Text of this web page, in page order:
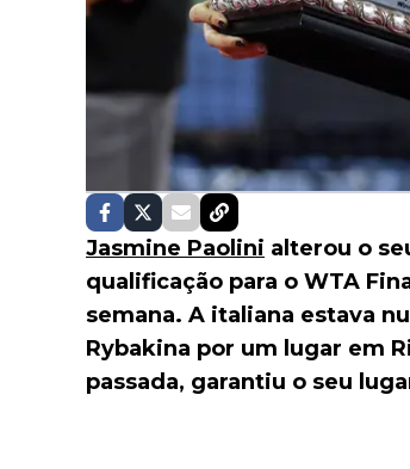
Jasmine Paolini alterou o
qualificação para o WTA
semana. A italiana estava
Rybakina por um lugar em
passada, garantiu o seu